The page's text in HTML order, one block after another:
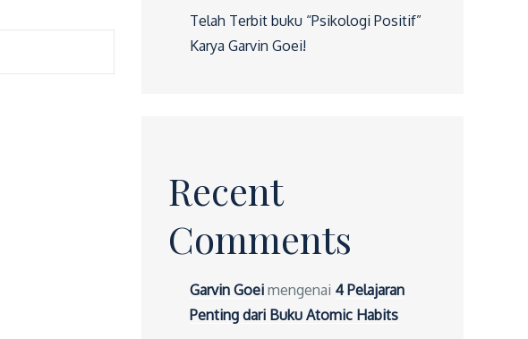
Telah Terbit buku “Psikologi Positif”
Karya Garvin Goei!
Recent
Comments
Garvin Goei mengenai 4 Pelajaran
Penting dari Buku Atomic Habits